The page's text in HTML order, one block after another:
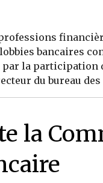
bancaires
la participation
du bureau
la